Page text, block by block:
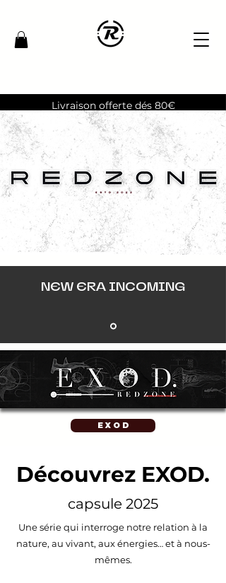
Livraison offerte dés 80€
NEW ERA INCOMING
E X O D
Découvrez EXOD.
capsule 2025
Une série qui interroge notre relation à la
nature, au vivant, aux énergies… et à nous-
mêmes.